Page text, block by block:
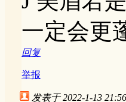
一定会更
回复
举报
发表于 2022-1-13 21:56